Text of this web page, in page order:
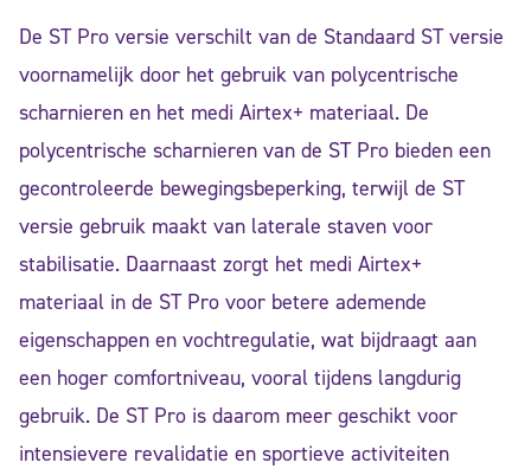
De ST Pro versie verschilt van de Standaard ST versie
voornamelijk door het gebruik van polycentrische
scharnieren en het medi Airtex+ materiaal. De
polycentrische scharnieren van de ST Pro bieden een
gecontroleerde bewegingsbeperking, terwijl de ST
versie gebruik maakt van laterale staven voor
stabilisatie. Daarnaast zorgt het medi Airtex+
materiaal in de ST Pro voor betere ademende
eigenschappen en vochtregulatie, wat bijdraagt aan
een hoger comfortniveau, vooral tijdens langdurig
gebruik. De ST Pro is daarom meer geschikt voor
intensievere revalidatie en sportieve activiteiten